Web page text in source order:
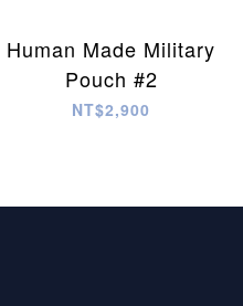
Human Made Military
Pouch #2
NT$2,900